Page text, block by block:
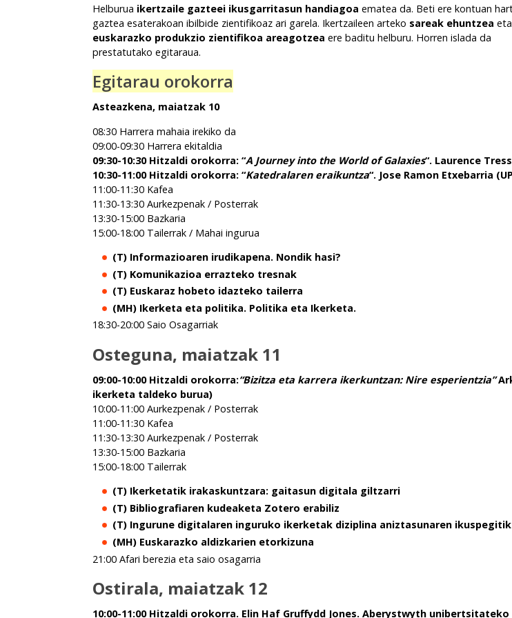
Helburua ikertzaile gazteei ikusgarritasun handiagoa ematea da. Beti ere kontuan
gaztea esaterakoan ibilbide zientifikoaz ari garela. Ikertzaileen arteko sareak ehuntzea eta
euskarazko produkzio zientifikoa areagotzea ere baditu helburu. Horren islada da
prestatutako egitaraua.
Egitarau orokorra
Asteazkena, maiatzak 10
08:30 Harrera mahaia irekiko da
09:00-09:30 Harrera ekitaldia
09:30-10:30 Hitzaldi orokorra: “A Journey into the World of Galaxies“. Laurence
10:30-11:00 Hitzaldi orokorra: “Katedralaren eraikuntza“. Jose Ramon Etxebarria
11:00-11:30 Kafea
11:30-13:30 Aurkezpenak / Posterrak
13:30-15:00 Bazkaria
15:00-18:00 Tailerrak / Mahai ingurua
(T) Informazioaren irudikapena. Nondik hasi?
(T) Komunikazioa errazteko tresnak
(T) Euskaraz hobeto idazteko tailerra
(MH) Ikerketa eta politika. Politika eta Ikerketa.
18:30-20:00 Saio Osagarriak
Osteguna, maiatzak 11
09:00-10:00 Hitzaldi orokorra:“Bizitza eta karrera ikerkuntzan: Nire esperientzia”
ikerketa taldeko burua)
10:00-11:00 Aurkezpenak / Posterrak
11:00-11:30 Kafea
11:30-13:30 Aurkezpenak / Posterrak
13:30-15:00 Bazkaria
15:00-18:00 Tailerrak
(T) Ikerketatik irakaskuntzara: gaitasun digitala giltzarri
(T) Bibliografiaren kudeaketa Zotero erabiliz
(T) Ingurune digitalaren inguruko ikerketak diziplina aniztasunaren
(MH) Euskarazko aldizkarien etorkizuna
21:00 Afari berezia eta saio osagarria
Ostirala, maiatzak 12
10:00-11:00 Hitzaldi orokorra. Elin Haf Gruffydd Jones. Aberystwyth